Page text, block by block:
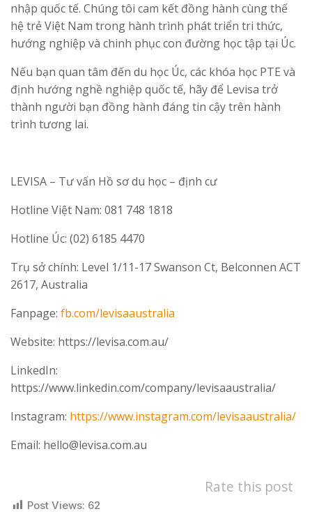
nhập quốc tế. Chúng tôi cam kết đồng hành cùng thế
hệ trẻ Việt Nam trong hành trình phát triển tri thức,
hướng nghiệp và chinh phục con đường học tập tại Úc.
Nếu bạn quan tâm đến du học Úc, các khóa học PTE và
định hướng nghề nghiệp quốc tế, hãy để Levisa trở
thành người bạn đồng hành đáng tin cậy trên hành
trình tương lai.
LEVISA – Tư vấn Hồ sơ du học – định cư
Hotline Việt Nam: 081 748 1818
Hotline Úc: (02) 6185 4470
Trụ sở chính: Level 1/11-17 Swanson Ct, Belconnen ACT
2617, Australia
Fanpage: fb.com/levisaaustralia
Website: https://levisa.com.au/
LinkedIn:
https://www.linkedin.com/company/levisaaustralia/
Instagram: https://www.instagram.com/levisaaustralia/
Email: hello@levisa.com.au
Rate this post
Post Views: 62